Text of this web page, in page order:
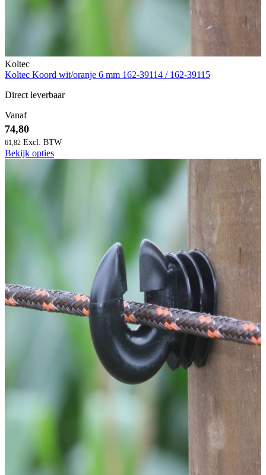
Koltec
Koltec Koord wit/oranje 6 mm 162-39114 / 162-39115
Direct leverbaar
Vanaf
74,80
61,82
Bekijk opties